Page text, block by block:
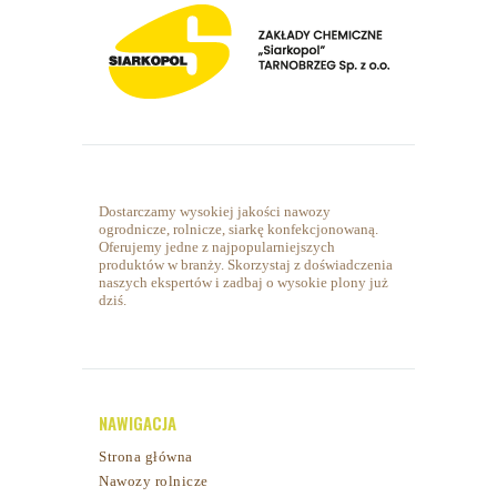
Dostarczamy wysokiej jakości nawozy
ogrodnicze, rolnicze, siarkę konfekcjonowaną.
Oferujemy jedne z najpopularniejszych
produktów w branży. Skorzystaj z doświadczenia
naszych ekspertów i zadbaj o wysokie plony już
dziś.
NAWIGACJA
Strona główna
Nawozy rolnicze